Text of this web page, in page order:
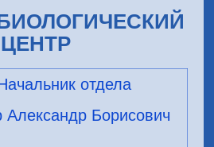
ЦЕНТР
отдела
Александр Борисович